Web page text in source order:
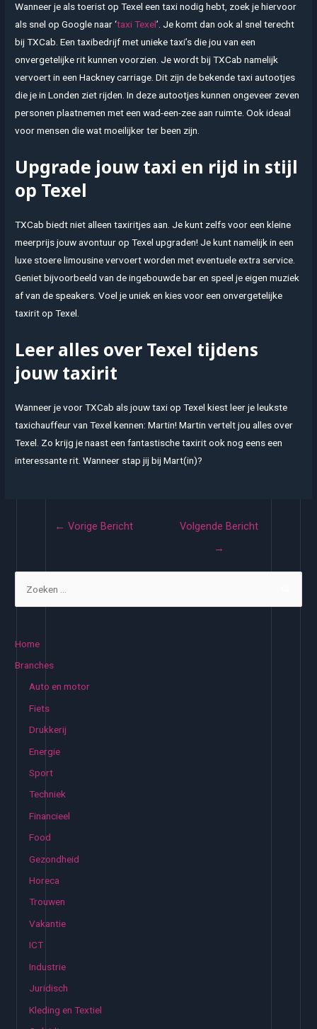
Wanneer je als toerist op Texel een taxi nodig hebt, zoek je hiervoor
als snel op Google naar ‘taxi Texel’. Je komt dan ook al snel terecht
bij TXCab. Een taxibedrijf met unieke taxi’s die jou van een
onvergetelijke rit kunnen voorzien. Je wordt bij TXCab namelijk
vervoert in een Hackney carriage. Dit zijn de bekende taxi autootjes
die je in Londen ziet rijden. In deze autootjes kunnen ongeveer zeven
personen plaatnemen met een wad-een-zee aan ruimte. Ook ideaal
voor mensen die wat moeilijker ter been zijn.
Upgrade jouw taxi en rijd in stijl
op Texel
TXCab biedt niet alleen taxiritjes aan. Je kunt zelfs voor een kleine
meerprijs jouw avontuur op Texel upgraden! Je kunt namelijk in een
luxe stoere limousine vervoert worden met eventuele extra service.
Geniet bijvoorbeeld van de ingebouwde bar en speel je eigen muziek
af van de speakers. Voel je uniek en kies voor een onvergetelijke
taxirit op Texel.
Leer alles over Texel tijdens
jouw taxirit
Wanneer je voor TXCab als jouw taxi op Texel kiest leer je leukste
taxichauffeur van Texel kennen: Martin! Martin vertelt jou alles over
Texel. Zo krijg je naast een fantastische taxirit ook nog eens een
interessante rit. Wanneer stap jij bij Mart(in)?
← Vorige Bericht
Volgende Bericht
→
Home
Branches
Auto en motor
Fiets
Drukkerij
Energie
Sport
Techniek
Financieel
Food
Gezondheid
Horeca
Trouwen
Vakantie
ICT
Industrie
Juridisch
Kleding en Textiel